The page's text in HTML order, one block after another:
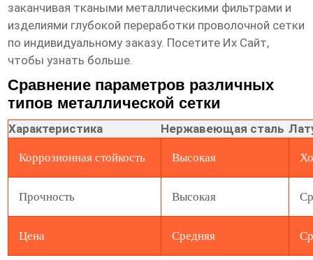
заканчивая ткаными металлическими фильтрами и
изделиями глубокой переработки проволочной сетки
по индивидуальному заказу. Посетите Их Сайт,
чтобы узнать больше.
Сравнение параметров различных
типов металлической сетки
Характеристика Нержавеющая сталь
Коррозионная стойкость Высокая
Прочность Высокая
Цена Средняя